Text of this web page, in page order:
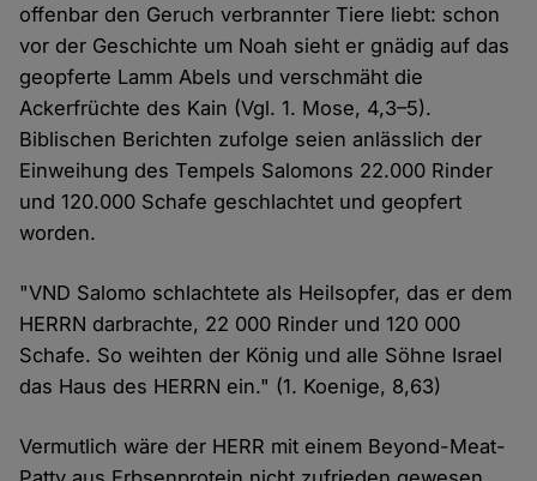
offenbar den Geruch verbrannter Tiere liebt: schon
vor der Geschichte um Noah sieht er gnädig auf das
geopferte Lamm Abels und verschmäht die
Ackerfrüchte des Kain (Vgl. 1. Mose, 4,3–5).
Biblischen Berichten zufolge seien anlässlich der
Einweihung des Tempels Salomons 22.000 Rinder
und 120.000 Schafe geschlachtet und geopfert
worden.
"VND Salomo schlachtete als Heilsopfer, das er dem
HERRN darbrachte, 22 000 Rinder und 120 000
Schafe. So weihten der König und alle Söhne Israel
das Haus des HERRN ein." (1. Koenige, 8,63)
Vermutlich wäre der HERR mit einem Beyond-Meat-